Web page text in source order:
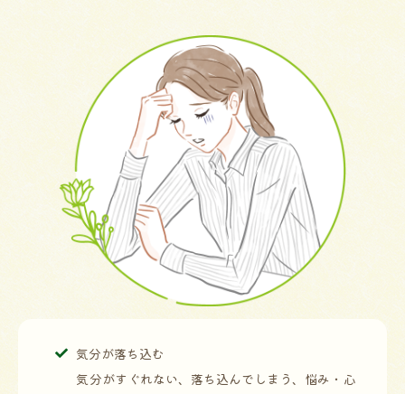
気分が落ち込む
気分がすぐれない、落ち込んでしまう、悩み・心